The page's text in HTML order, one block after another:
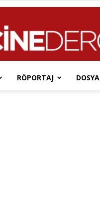
RÖPORTAJ DOSYA